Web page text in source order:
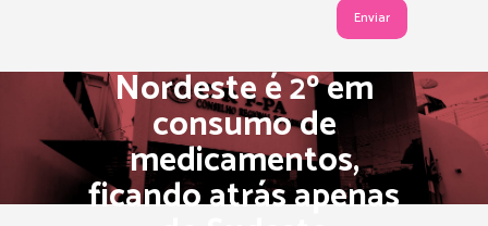
Nordeste é 2º em
consumo de
medicamentos,
ficando atrás apenas